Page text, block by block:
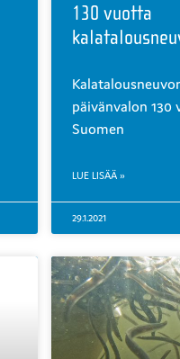
130 vuotta
päivänvalon
Suomen
LUE LISÄÄ »
29.1.2021